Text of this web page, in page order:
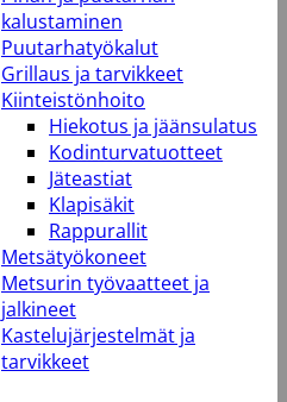
kalustaminen
Puutarhatyökalut
Grillaus ja tarvikkeet
Kiinteistönhoito
Hiekotus ja jäänsulatus
Kodinturvatuotteet
Jäteastiat
Klapisäkit
Rappurallit
Metsätyökoneet
Metsurin työvaatteet ja
jalkineet
Kastelujärjestelmät ja
tarvikkeet